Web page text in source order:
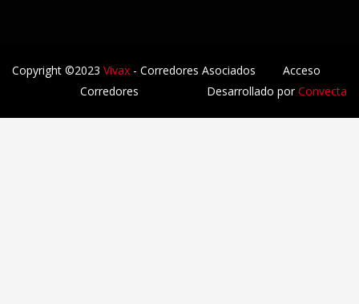
Copyright ©2023 Vivax - Corredores Asociados
Acceso
Corredores
Desarrollado porConvecta